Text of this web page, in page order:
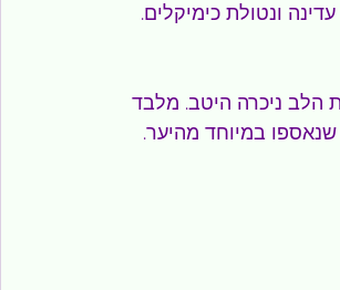
ונטולת כימיקלים.
הלב ניכרה היטב. מלבד
במיוחד מהיער.